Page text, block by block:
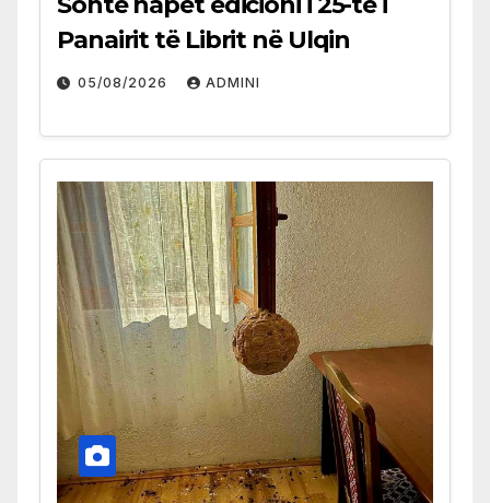
Panairit të Librit në Ulqin
05/08/2026 ADMINI